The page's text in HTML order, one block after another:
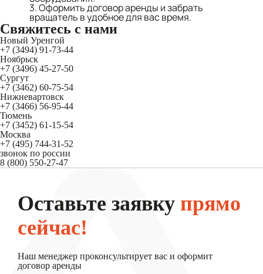
3. Оформить договор аренды и забрать
вращатель в удобное для вас время.
Свяжитесь с нами
Новый Уренгой
+7 (3494) 91-73-44
Ноябрьск
+7 (3496) 45-27-50
Сургут
+7 (3462) 60-75-54
Нижневартовск
+7 (3466) 56-95-44
Тюмень
+7 (3452) 61-15-54
Москва
+7 (495) 744-31-52
звонок по россии
8 (800) 550-27-47
Оставьте заявку прямо
сейчас!
Наш менеджер проконсультирует вас и оформит
договор аренды